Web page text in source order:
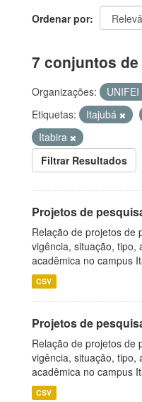
Ordenar por
7 conjuntos
Organizações: UNIFEI
Etiquetas:
Itajubá
Itabira
Filtrar Resultados
Projetos de
Relação de projetos de
vigência, situação, tipo,
acadêmica no campus
CSV
Projetos de
Relação de projetos de
vigência, situação, tipo,
acadêmica no campus
CSV